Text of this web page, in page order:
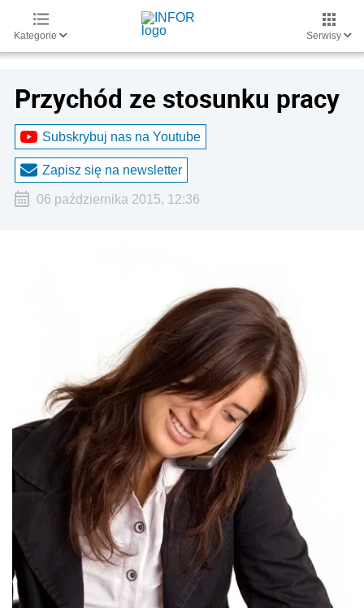
Kategorie Serwisy
Przychód ze stosunku pracy
Subskrybuj nas na Youtube
Zapisz się na newsletter
06 października 2015, 12:36